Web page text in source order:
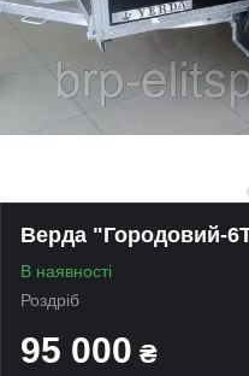
Верда "Городовий-
В наявності
Роздріб
95 000 ₴